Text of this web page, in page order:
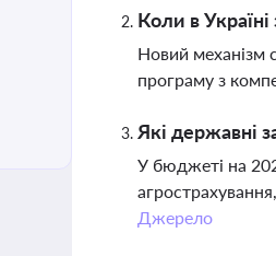
Коли в
Новий механізм
програму з
Які державні
У бюджеті на
Джерело